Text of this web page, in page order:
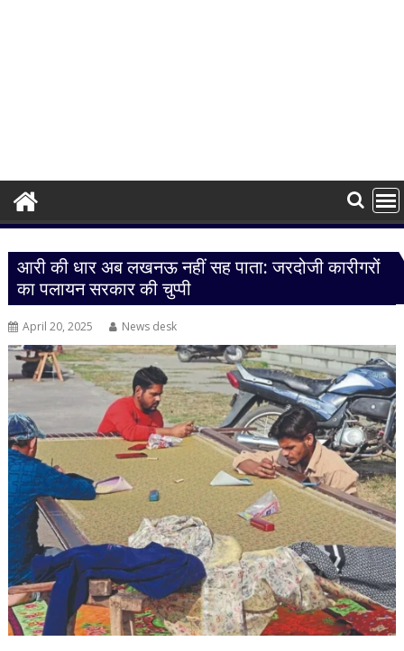
आरी की धार अब लखनऊ नहीं सह पाता: जरदोजी कारीगरों
का पलायन सरकार की चुप्पी
April 20, 2025 News desk